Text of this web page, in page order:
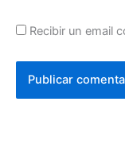
Recibir un email